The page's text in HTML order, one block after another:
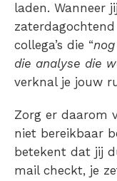
laden. Wanneer
collega’s die “
die analyse die
verknal je jouw
Zorg er daarom
niet bereikbaar
betekent dat jij
mail checkt, je